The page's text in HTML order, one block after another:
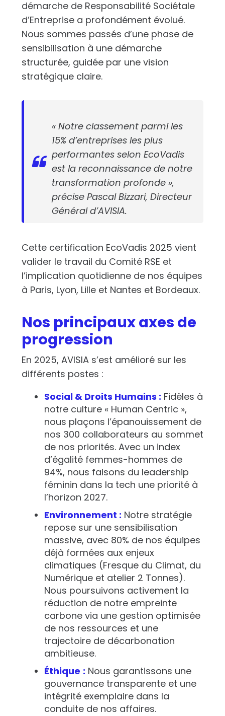
démarche de Responsabilité Sociétale
d’Entreprise a profondément évolué.
Nous sommes passés d’une phase de
sensibilisation à une démarche
structurée, guidée par une vision
stratégique claire.
« Notre classement parmi les
15% d’entreprises les plus
performantes selon EcoVadis
est la reconnaissance de notre
transformation profonde »,
précise Pascal Bizzari, Directeur
Général d’AVISIA.
Cette certification EcoVadis 2025 vient
valider le travail du Comité RSE et
l’implication quotidienne de nos équipes
à Paris, Lyon, Lille et Nantes et Bordeaux.
Nos principaux axes de
progression
En 2025, AVISIA s’est amélioré sur les
différents postes :
Social & Droits Humains : Fidèles à
notre culture « Human Centric »,
nous plaçons l’épanouissement de
nos 300 collaborateurs au sommet
de nos priorités. Avec un index
d’égalité femmes-hommes de
94%, nous faisons du leadership
féminin dans la tech une priorité à
l’horizon 2027.
Environnement : Notre stratégie
repose sur une sensibilisation
massive, avec 80% de nos équipes
déjà formées aux enjeux
climatiques (Fresque du Climat, du
Numérique et atelier 2 Tonnes).
Nous poursuivons activement la
réduction de notre empreinte
carbone via une gestion optimisée
de nos ressources et une
trajectoire de décarbonation
ambitieuse.
Éthique : Nous garantissons une
gouvernance transparente et une
intégrité exemplaire dans la
conduite de nos affaires.